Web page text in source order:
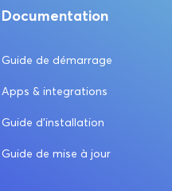
Documentation
Guide de démarrage
Apps & integrations
Guide d’installation
Guide de mise à jour